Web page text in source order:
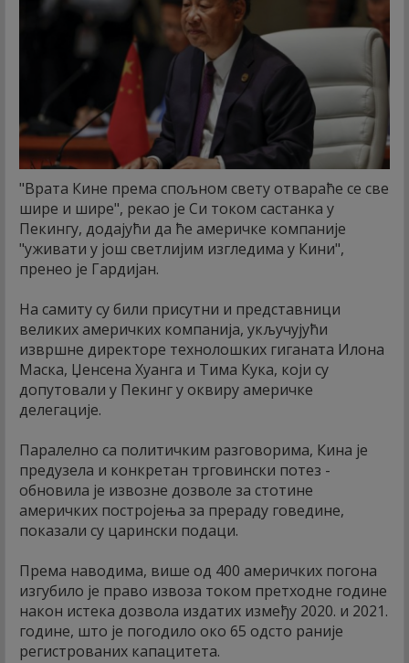
"Врата Кине према спољном свету отвараће се све
шире и шире", рекао је Си током састанка у
Пекингу, додајући да ће америчке компаније
"уживати у још светлијим изгледима у Кини",
пренео је Гардијан.
На самиту су били присутни и представници
великих америчких компанија, укључујући
извршне директоре технолошких гиганата Илона
Маска, Џенсена Хуанга и Тима Кука, који су
допутовали у Пекинг у оквиру америчке
делегације.
Паралелно са политичким разговорима, Кина је
предузела и конкретан трговински потез -
обновила је извозне дозволе за стотине
америчких постројења за прераду говедине,
показали су царински подаци.
Према наводима, више од 400 америчких погона
изгубило је право извоза током претходне године
након истека дозвола издатих између 2020. и 2021.
године, што је погодило око 65 одсто раније
регистрованих капацитета.